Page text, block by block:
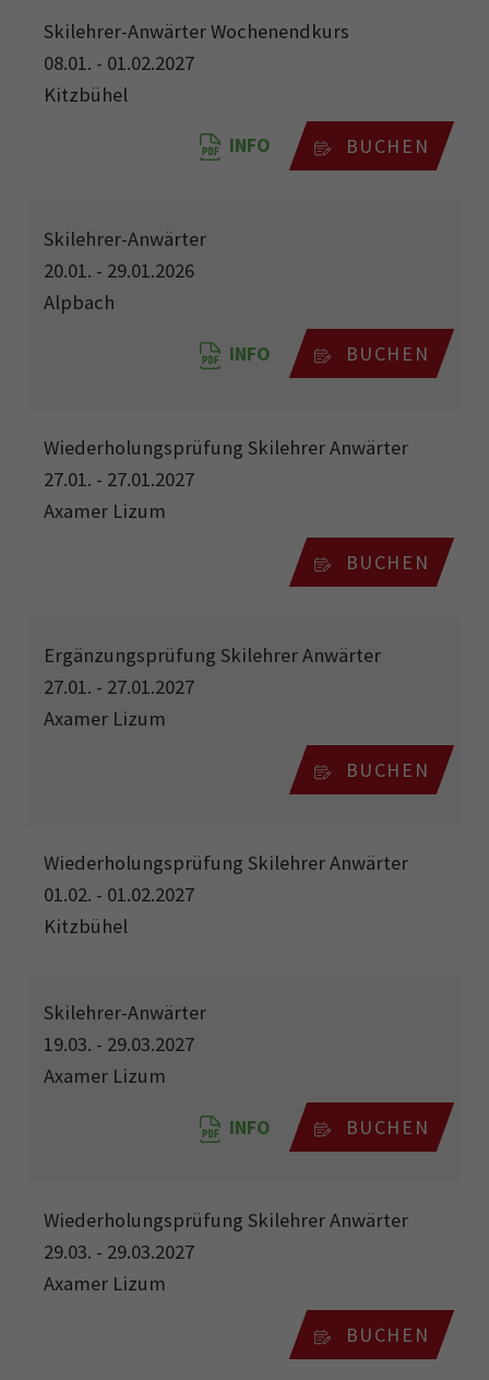
Skilehrer-Anwärter Wochenendkurs
08.01. - 01.02.2027
Kitzbühel
INFO BUCHEN
Skilehrer-Anwärter
20.01. - 29.01.2026
Alpbach
INFO BUCHEN
Wiederholungsprüfung Skilehrer Anwärter
27.01. - 27.01.2027
Axamer Lizum
BUCHEN
Ergänzungsprüfung Skilehrer Anwärter
27.01. - 27.01.2027
Axamer Lizum
BUCHEN
Wiederholungsprüfung Skilehrer Anwärter
01.02. - 01.02.2027
Kitzbühel
Skilehrer-Anwärter
19.03. - 29.03.2027
Axamer Lizum
INFO BUCHEN
Wiederholungsprüfung Skilehrer Anwärter
29.03. - 29.03.2027
Axamer Lizum
BUCHEN